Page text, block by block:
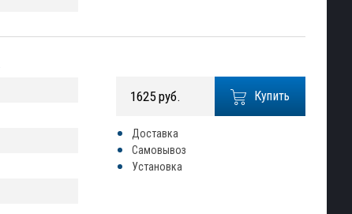
Купить
1625 руб.
Доставка
Самовывоз
Установка